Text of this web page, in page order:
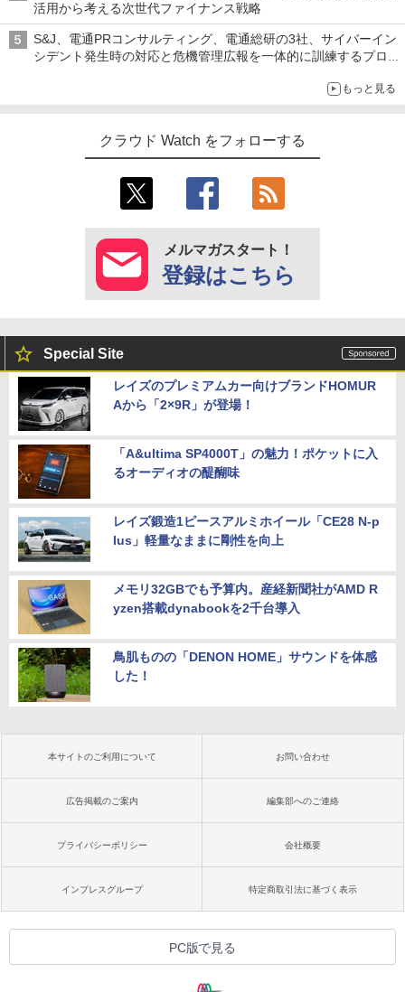
活用から考える次世代ファイナンス戦略
S&J、電通PRコンサルティング、電通総研の3社、サイバーイン
シデント発生時の対応と危機管理広報を一体的に訓練するプログ
もっと見る
クラウド Watch をフォローする
メルマガスタート！
登録はこちら
Special Site
レイズのプレミアムカー向けブランドHOMUR
Aから「2×9R」が登場！
「A&ultima SP4000T」の魅力！ポケットに入
るオーディオの醍醐味
レイズ鍛造1ピースアルミホイール「CE28 N-p
lus」軽量なままに剛性を向上
メモリ32GBでも予算内。産経新聞社がAMD R
yzen搭載dynabookを2千台導入
鳥肌ものの「DENON HOME」サウンドを体感
した！
本サイトのご利用について お問い合わせ
広告掲載のご案内 編集部へのご連絡
プライバシーポリシー 会社概要
インプレスグループ 特定商取引法に基づく表示
PC版で見る